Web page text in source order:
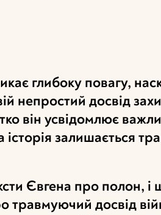
глибоку повагу,
непростий досвід
він усвідомлює
історія залишається
Євгена про полон, і
травмуючий досвід